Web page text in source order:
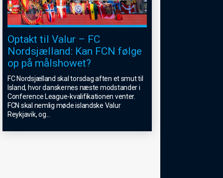
Optakt til Valur – FC
Nordsjælland: Kan FCN følge
op på målshowet?
FC Nordsjælland skal torsdag aften et smut til
Island, hvor danskernes næste modstander i
Conference League-kvalifikationen venter.
FCN skal nemlig møde islandske Valur
Reykjavik, og...